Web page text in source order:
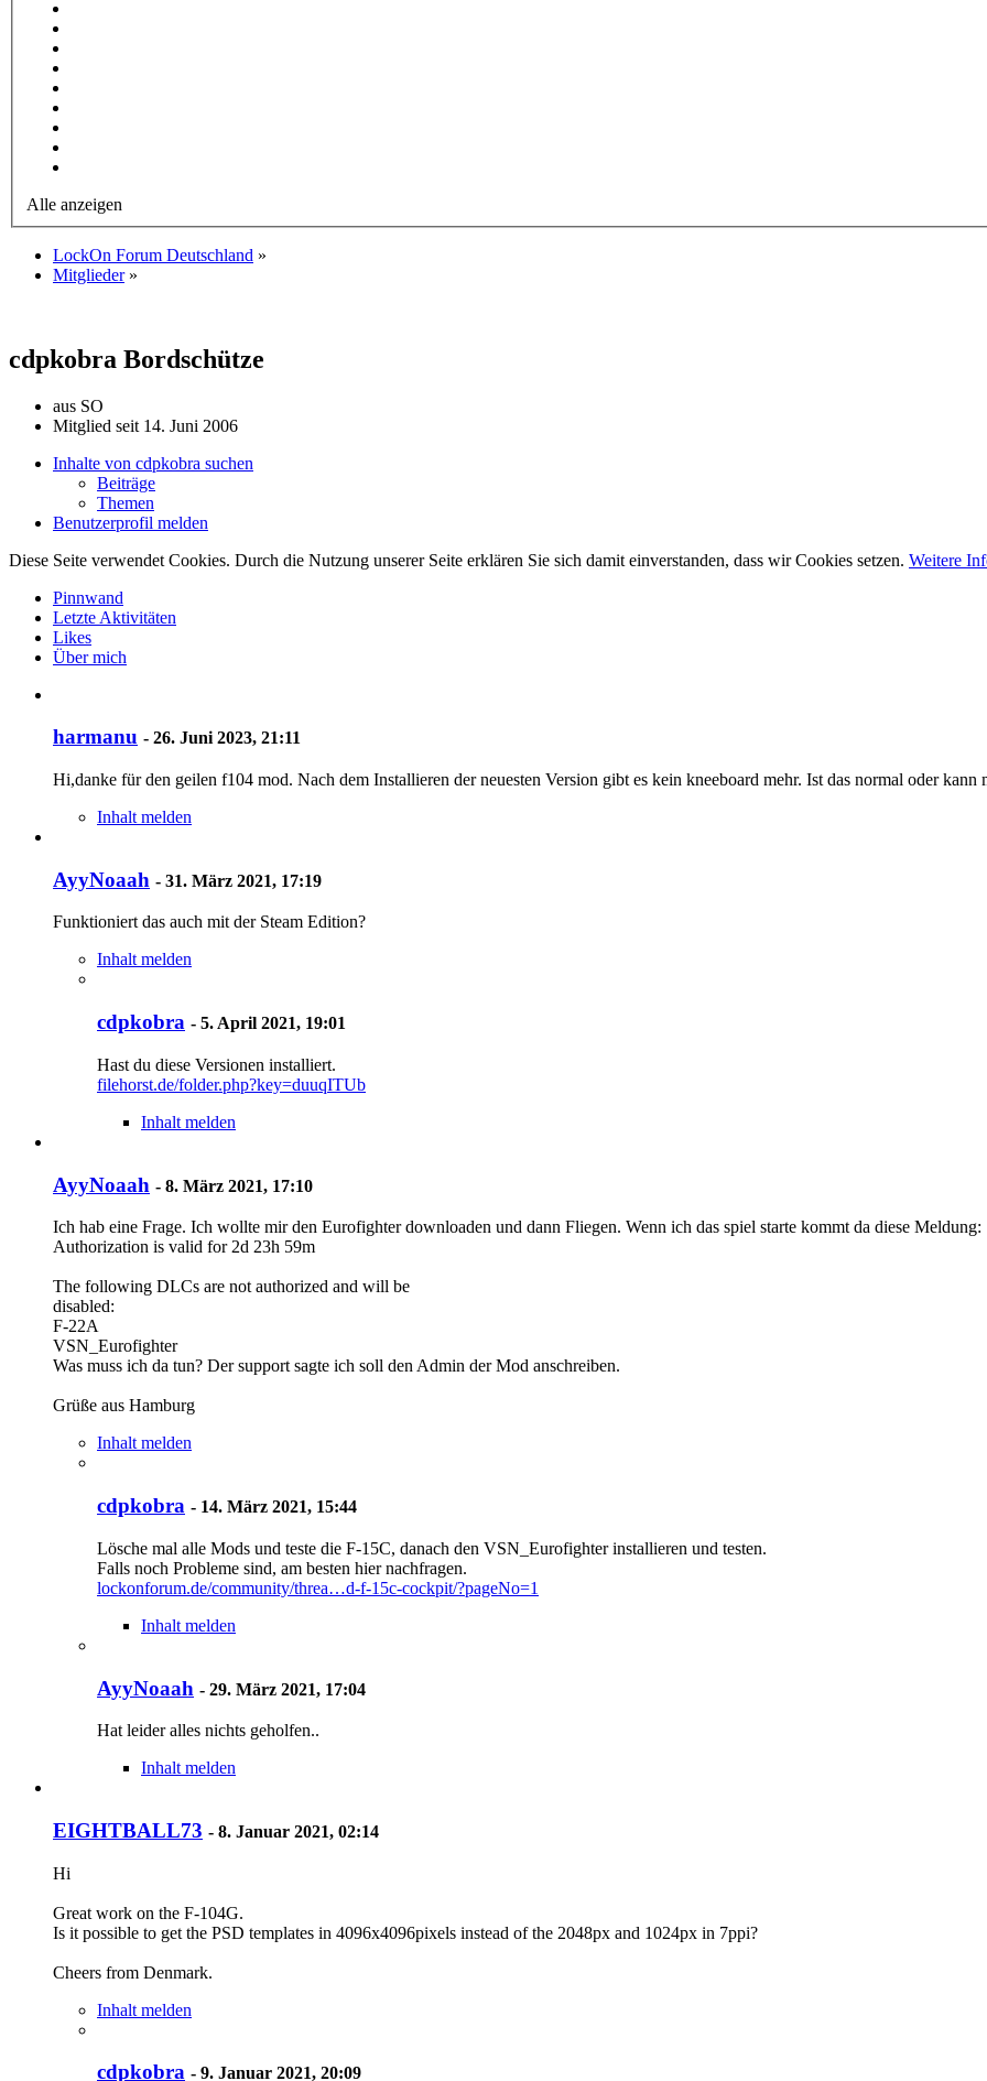
Alle anzeigen
LockOn Forum Deutschland »
Mitglieder »
cdpkobra Bordschütze
aus SO
Mitglied seit 14. Juni 2006
Inhalte von cdpkobra suchen
Beiträge
Themen
Benutzerprofil melden
Diese Seite verwendet Cookies. Durch die Nutzung unserer Seite erklären Sie sich damit einverstanden, dass wir Cookies setzen. Weitere
Pinnwand
Letzte Aktivitäten
Likes
Über mich
harmanu - 26. Juni 2023, 21:11
Hi,danke für den geilen f104 mod. Nach dem Installieren der neuesten Version gibt es kein kneeboard mehr. Ist das normal oder kann
Inhalt melden
AyyNoaah - 31. März 2021, 17:19
Funktioniert das auch mit der Steam Edition?
Inhalt melden
cdpkobra - 5. April 2021, 19:01
Hast du diese Versionen installiert.
filehorst.de/folder.php?key=duuqITUb
Inhalt melden
AyyNoaah - 8. März 2021, 17:10
Ich hab eine Frage. Ich wollte mir den Eurofighter downloaden und dann Fliegen. Wenn ich das spiel starte kommt da diese Meldung:
Authorization is valid for 2d 23h 59m
The following DLCs are not authorized and will be
disabled:
F-22A
VSN_Eurofighter
Was muss ich da tun? Der support sagte ich soll den Admin der Mod anschreiben.
Grüße aus Hamburg
Inhalt melden
cdpkobra - 14. März 2021, 15:44
Lösche mal alle Mods und teste die F-15C, danach den VSN_Eurofighter installieren und testen.
Falls noch Probleme sind, am besten hier nachfragen.
lockonforum.de/community/threa…d-f-15c-cockpit/?pageNo=1
Inhalt melden
AyyNoaah - 29. März 2021, 17:04
Hat leider alles nichts geholfen..
Inhalt melden
EIGHTBALL73 - 8. Januar 2021, 02:14
Hi
Great work on the F-104G.
Is it possible to get the PSD templates in 4096x4096pixels instead of the 2048px and 1024px in 7ppi?
Cheers from Denmark.
Inhalt melden
cdpkobra - 9. Januar 2021, 20:09